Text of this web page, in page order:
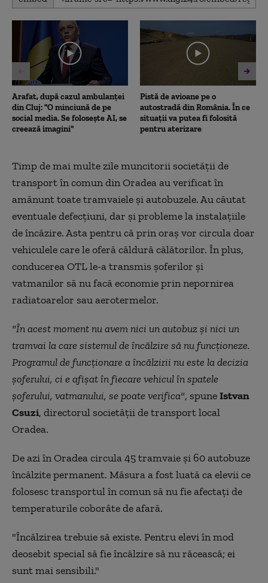
seconds
2
minutes,
second
Arafat, după cazul ambulanței
din Cluj: "O minciună de pe
social media. Se folosește AI, se
creează imagini"
Pistă de avioane pe o
autostradă din România. În ce
situații va putea fi folosită
pentru aterizare
Timp de mai multe zile muncitorii societăţii de
transport în comun din Oradea au verificat în
amănunt toate tramvaiele și autobuzele. Au căutat
eventuale defecţiuni, dar şi probleme la instalațiile
de încăzire. Asta pentru că prin oraş vor circula doar
vehiculele care le oferă căldură călătorilor. În plus,
conducerea OTL le-a transmis şoferilor şi
vatmanilor să nu facă economie prin nepornirea
radiatoarelor sau aerotermelor.
"În acest moment nu avem nici un autobuz și nici un
tramvai la care sistemul de încălzire să nu funcționeze.
Programul de funcționare a încălzirii nu este la decizia
șoferului, ci e afișat în fiecare vehicul în spatele
șoferului, vatmanului, se poate verifica", spuneIstvan
Csuzi, directorul societății de transport local
Oradea.
De azi în Oradea circula 45 tramvaie și 60 autobuze
încălzite permanent. Măsura a fost luată ca elevii ce
folosesc transportul în comun să nu fie afectaţi de
temperaturile coborâte de afară.
"Încălzirea trebuie să existe. Pentru elevi în mod
deosebit special să fie încălzire să nu răcească; ei
sunt mai sensibili."